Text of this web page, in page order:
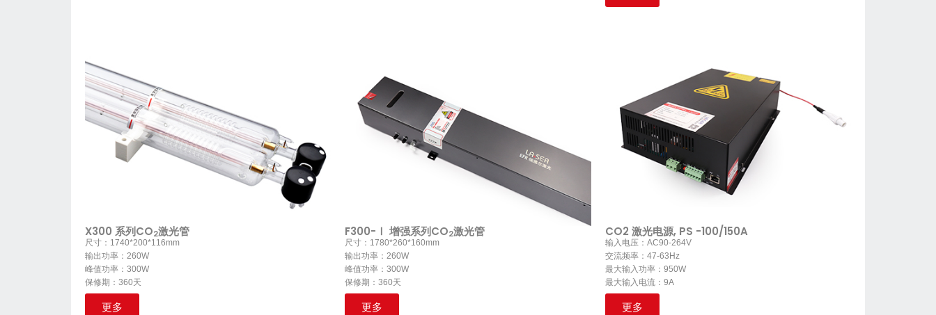
X300 系列CO2激光管
尺寸：1740*200*116mm
输出功率：260W
峰值功率：300W
保修期：360天
更多
F300-Ⅰ 增强系列CO2激光管
尺寸：1780*260*160mm
输出功率：260W
峰值功率：300W
保修期：360天
更多
CO2 激光电源, PS -100/150A
输入电压：AC90-264V
交流频率：47-63Hz
最大输入功率：950W
最大输入电流：9A
更多